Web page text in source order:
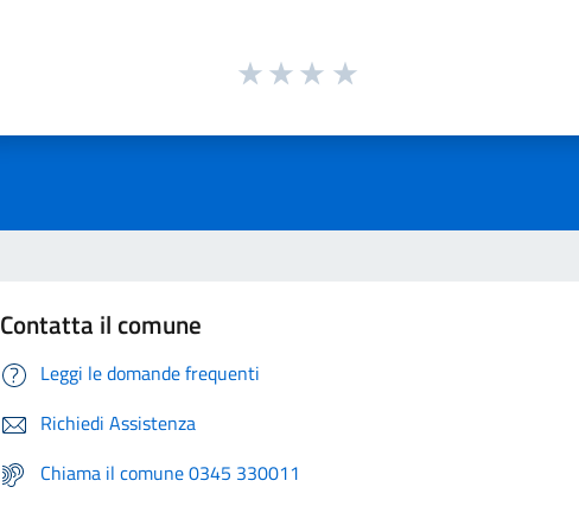
Contatta il comune
Leggi le domande frequenti
Richiedi Assistenza
Chiama il comune 0345 330011